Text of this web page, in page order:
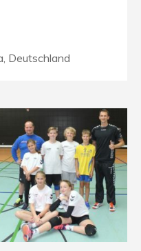
Deutschland